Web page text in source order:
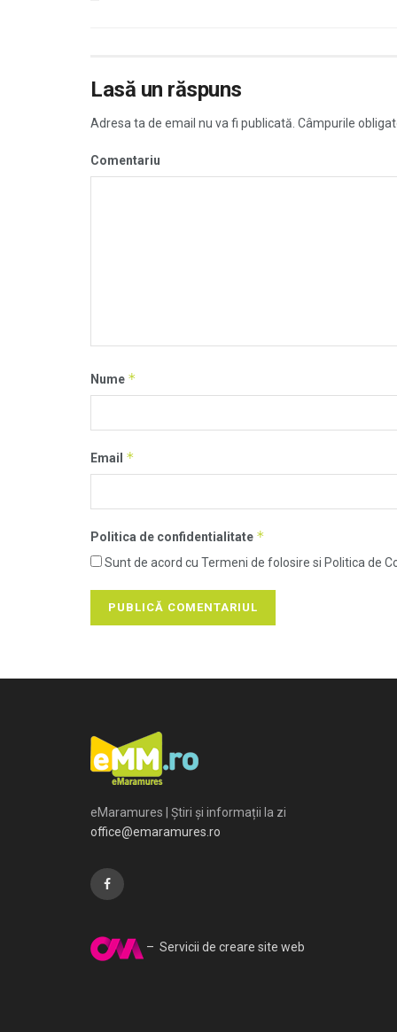
Lasă un răspuns
Adresa ta de email nu va fi publicată. Câmpurile
Comentariu
Nume *
Email *
Politica de confidentialitate *
Sunt de acord cu Termeni de folosire si Politica de
eMaramures | Știri și informații la zi
office@emaramures.ro
– Servicii de creare site web